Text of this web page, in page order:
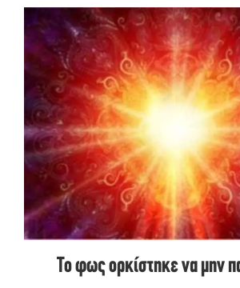
Το φως ορκίστηκε να μην